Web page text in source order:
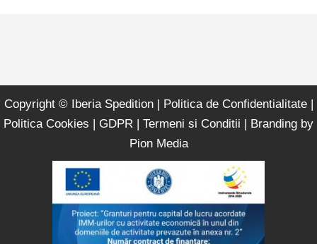
Copyright © Iberia Spedition | Politica de Confidentialitate|
Politica Cookies | GDPR | Termeni si Conditii | Branding by
Pion Media